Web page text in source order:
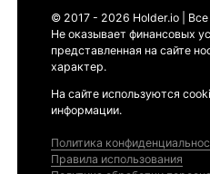
© 2017 - 2026 Holder.io |
Не оказывает финансовых
представленная на сайте
характер.
На сайте используются
информации.
Политика
Правила использования